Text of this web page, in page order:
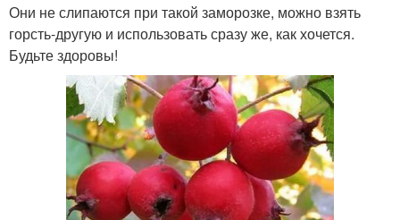
Они не слипаются при такой заморозке, можно взять
горсть-другую и использовать сразу же, как хочется.
Будьте здоровы!